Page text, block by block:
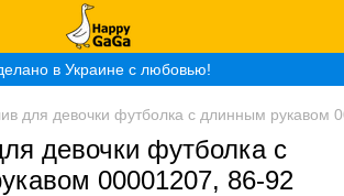
в Украине с любовью!
для девочки футболка с длинным рукавом
девочки футболка с
00001207, 86-92